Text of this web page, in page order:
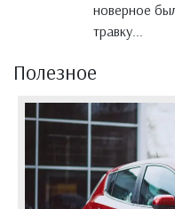
новерное
травку...
Полезное